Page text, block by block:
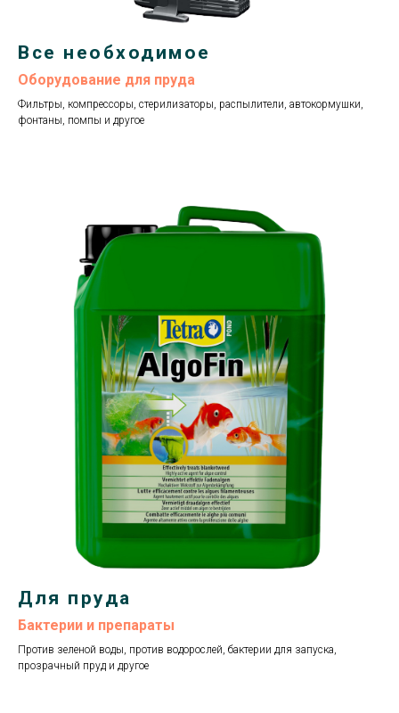
Все необходимое
Оборудование для пруда
Фильтры, компрессоры, стерилизаторы, распылители, автокормушки,
фонтаны, помпы и другое
Для пруда
Бактерии и препараты
Против зеленой воды, против водорослей, бактерии для запуска,
прозрачный пруд и другое